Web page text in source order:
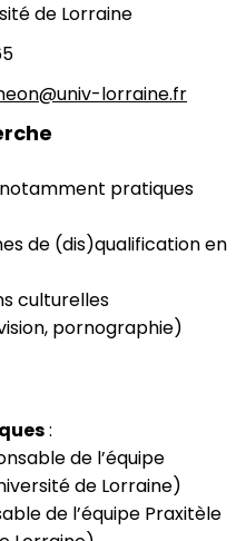
de Lorraine
lorraine.fr
pratiques
de (dis)qualification en
culturelles
pornographie)
:
de l’équipe
de Lorraine)
de l’équipe Praxitèle